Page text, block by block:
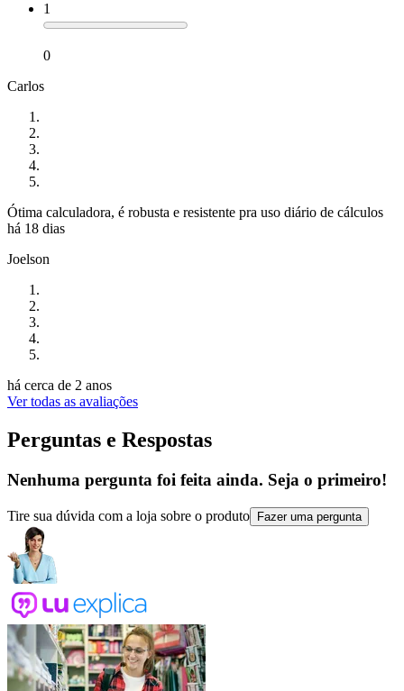
1
0
Carlos
Ótima calculadora, é robusta e resistente pra uso diário de cálculos
há 18 dias
Joelson
há cerca de 2 anos
Ver todas as avaliações
Perguntas e Respostas
Nenhuma pergunta foi feita ainda. Seja o primeiro!
Tire sua dúvida com a loja sobre o produto Fazer uma pergunta